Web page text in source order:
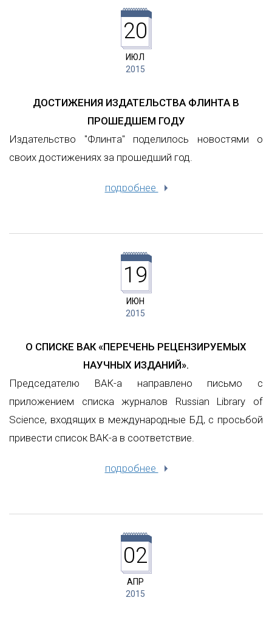
20
ИЮЛ
2015
ДОСТИЖЕНИЯ ИЗДАТЕЛЬСТВА ФЛИНТА В
ПРОШЕДШЕМ ГОДУ
Издательство "Флинта" поделилось новостями о
своих достижениях за прошедший год.
подробнее
19
ИЮН
2015
О СПИСКЕ ВАК «ПЕРЕЧЕНЬ РЕЦЕНЗИРУЕМЫХ
НАУЧНЫХ ИЗДАНИЙ».
Председателю ВАК-а направлено письмо с
приложением списка журналов Russian Library of
Science, входящих в международные БД, с просьбой
привести список ВАК-а в соответствие.
подробнее
02
АПР
2015